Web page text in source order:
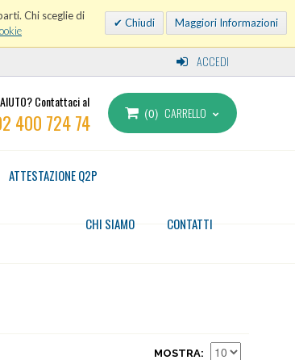
Chi sceglie di
Chiudi Maggiori Informazioni
ACCEDI
Contattaci al
400 724 74 0 CARRELLO
ATTESTAZIONE Q2P
CONTATTI
CHI SIAMO
MOSTRA